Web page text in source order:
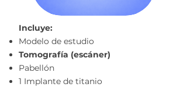
Incluye:
Modelo de estudio
Tomografía (escáner)
Pabellón
1 Implante de titanio